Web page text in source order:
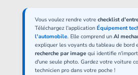
Vous voulez rendre votre checklist
Téléchargez l'application Équipement
l'automobile. Elle comprend un AI
expliquer les voyants du tableau de bord
recherche par imagequi identifie
d'une seule photo. Gardez votre voiture
technicien pro dans votre poche !